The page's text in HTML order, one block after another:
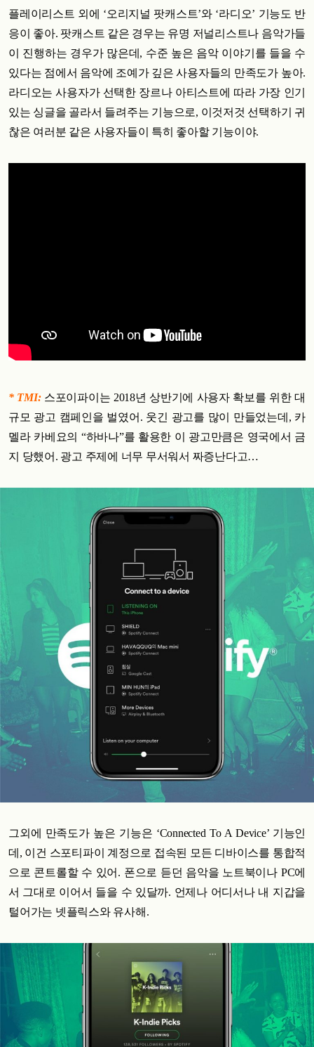
플레이리스트 외에 ‘오리지널 팟캐스트’와 ‘라디오’ 기능도 반
응이 좋아. 팟캐스트 같은 경우는 유명 저널리스트나 음악가들
이 진행하는 경우가 많은데, 수준 높은 음악 이야기를 들을 수
있다는 점에서 음악에 조예가 깊은 사용자들의 만족도가 높아.
라디오는 사용자가 선택한 장르나 아티스트에 따라 가장 인기
있는 싱글을 골라서 들려주는 기능으로, 이것저것 선택하기 귀
찮은 여러분 같은 사용자들이 특히 좋아할 기능이야.
* TMI: 스포이파이는 2018년 상반기에 사용자 확보를 위한 대
규모 광고 캠페인을 벌였어. 웃긴 광고를 많이 만들었는데, 카
멜라 카베요의 “하바나”를 활용한 이 광고만큼은 영국에서 금
지 당했어. 광고 주제에 너무 무서워서 짜증난다고…
그외에 만족도가 높은 기능은 ‘Connected To A Device’ 기능인
데, 이건 스포티파이 계정으로 접속된 모든 디바이스를 통합적
으로 콘트롤할 수 있어. 폰으로 듣던 음악을 노트북이나 PC에
서 그대로 이어서 들을 수 있달까. 언제나 어디서나 내 지갑을
털어가는 넷플릭스와 유사해.